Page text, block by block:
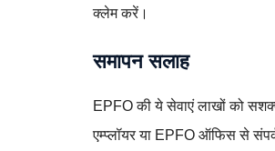
क्लेम करें।
समापन सलाह
EPFO की ये सेवाएं लाखों को
एम्प्लॉयर या EPFO ऑफिस से